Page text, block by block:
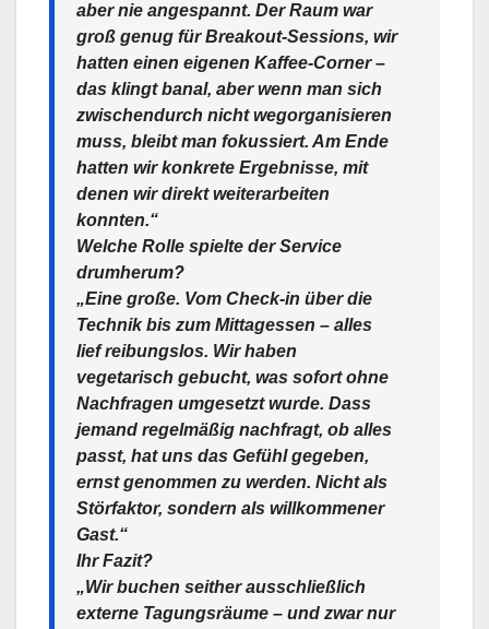
aber nie angespannt. Der Raum war
groß genug für Breakout-Sessions, wir
hatten einen eigenen Kaffee-Corner –
das klingt banal, aber wenn man sich
zwischendurch nicht wegorganisieren
muss, bleibt man fokussiert. Am Ende
hatten wir konkrete Ergebnisse, mit
denen wir direkt weiterarbeiten
konnten.“
Welche Rolle spielte der Service
drumherum?
„Eine große. Vom Check-in über die
Technik bis zum Mittagessen – alles
lief reibungslos. Wir haben
vegetarisch gebucht, was sofort ohne
Nachfragen umgesetzt wurde. Dass
jemand regelmäßig nachfragt, ob alles
passt, hat uns das Gefühl gegeben,
ernst genommen zu werden. Nicht als
Störfaktor, sondern als willkommener
Gast.“
Ihr Fazit?
„Wir buchen seither ausschließlich
externe Tagungsräume – und zwar nur